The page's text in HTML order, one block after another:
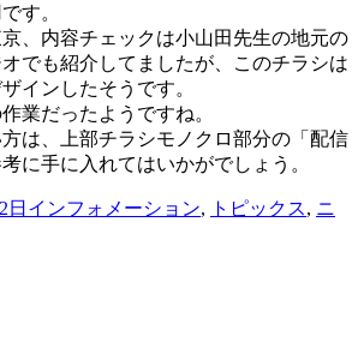
す。
、内容チェックは小山田先生の地元の
でも紹介してましたが、このチラシは
インしたそうです。
業だったようですね。
は、上部チラシモノクロ部分の「配信
に手に入れてはいかがでしょう。
日 カ
インフォメーション, トピックス, ニ